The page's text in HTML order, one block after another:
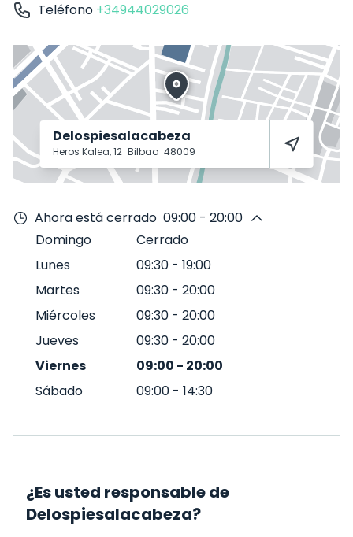
Teléfono +34944029026
Delospiesalacabeza
Heros Kalea, 12 Bilbao 48009
Ahora está cerrado 09:00 - 20:00
Domingo
Cerrado
Lunes
09:30 - 19:00
Martes
09:30 - 20:00
Miércoles
09:30 - 20:00
Jueves
09:30 - 20:00
Viernes
09:00 - 20:00
Sábado
09:00 - 14:30
¿Es usted responsable de
Delospiesalacabeza?